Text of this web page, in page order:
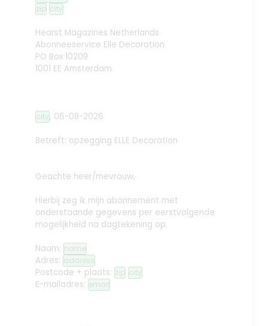
zip city
Hearst Magazines Netherlands
Abonneeservice Elle Decoration
PO Box 10209
1001 EE Amsterdam
city, 06-08-2026
Betreft: opzegging ELLE Decoration
Geachte heer/mevrouw,
Hierbij zeg ik mijn abonnement met
onderstaande gegevens per eerstvolgende
mogelijkheid na dagtekening op.
Naam: name
Adres: address
Postcode + plaats: zip city
E-mailadres: email